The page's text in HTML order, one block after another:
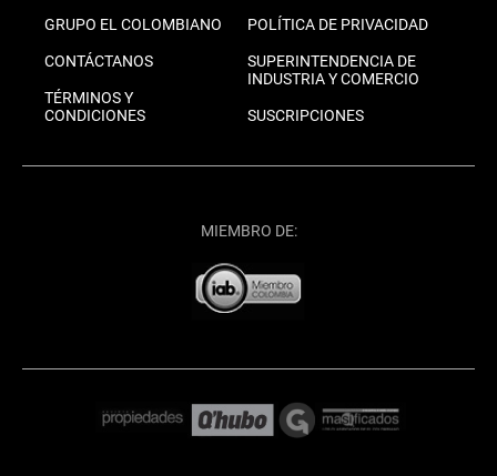
GRUPO EL COLOMBIANO
CONTÁCTANOS
TÉRMINOS Y
CONDICIONES
POLÍTICA DE PRIVACIDAD
SUPERINTENDENCIA DE
INDUSTRIA Y COMERCIO
SUSCRIPCIONES
MIEMBRO DE: